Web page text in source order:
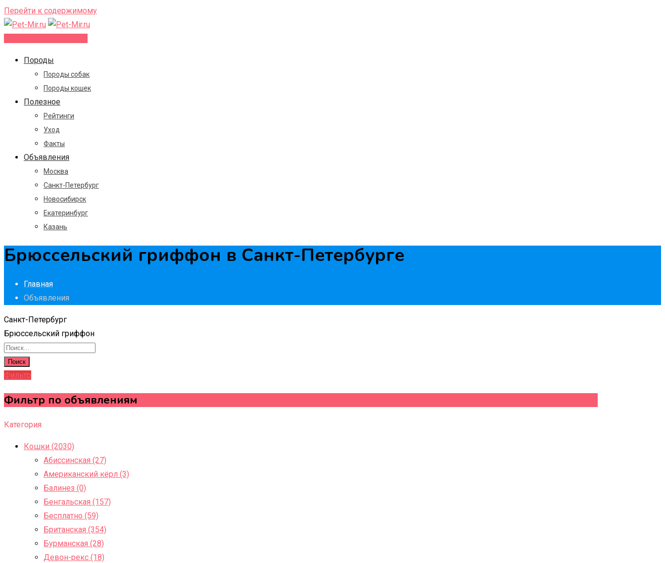
Перейти к содержимому
Породы
Породы собак
Породы кошек
Полезное
Рейтинги
Уход
Факты
Объявления
Москва
Санкт-Петербург
Новосибирск
Екатеринбург
Казань
Брюссельский гриффон в Санкт-Петербурге
Главная
Объявления
Санкт-Петербург
Брюссельский гриффон
Поиск
Фильтр
Фильтр по объявлениям
Категория
Кошки (2030)
Абиссинская (27)
Американский кёрл (3)
Балинез (0)
Бенгальская (157)
Бесплатно (59)
Британская (354)
Бурманская (28)
Девон-рекс (18)